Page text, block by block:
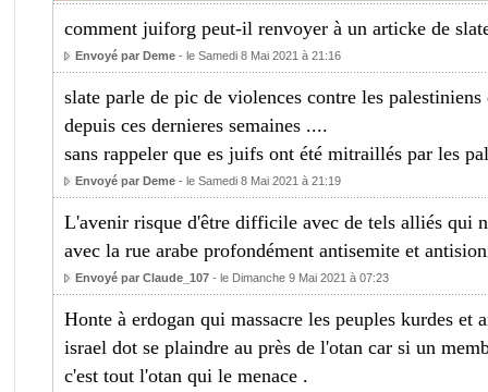
comment juiforg peut-il renvoyer à un articke de
Envoyé par Deme- le Samedi 8 Mai 2021 à 21:16
slate parle de pic de violences contre les palestiniens
depuis ces dernieres semaines ....
sans rappeler que es juifs ont été mitraillés par les
Envoyé par Deme- le Samedi 8 Mai 2021 à 21:19
L'avenir risque d'être difficile avec de tels alliés qui
avec la rue arabe profondément antisemite et
Envoyé par Claude_107- le Dimanche 9 Mai 2021 à 07:23
Honte à erdogan qui massacre les peuples kurdes et
israel dot se plaindre au près de l'otan car si un
c'est tout l'otan qui le menace .